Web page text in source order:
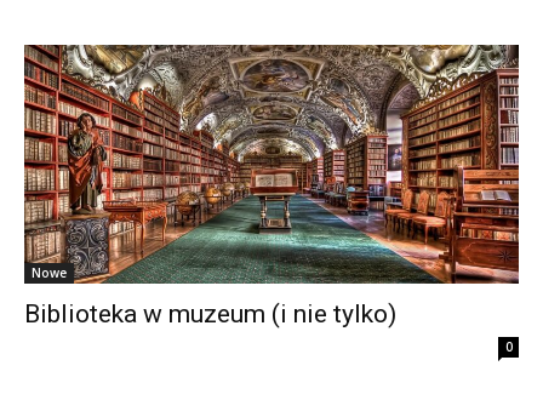
Nowe
Biblioteka w muzeum (i nie tylko)
0